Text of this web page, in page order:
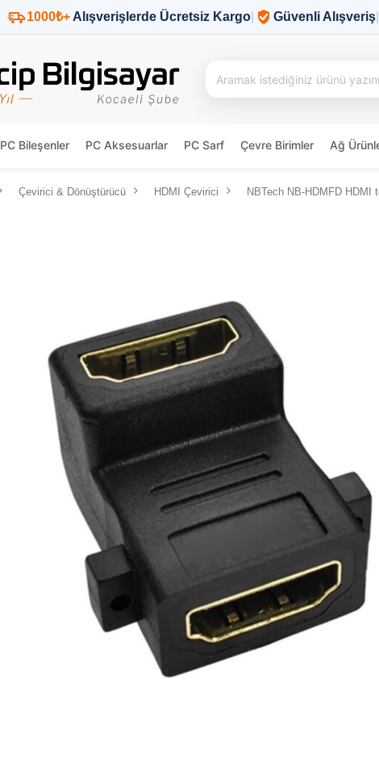
1000₺+ Alışverişlerde Ücretsiz Kargo Güvenli Alışveriş
PC Bileşenler PC Aksesuarlar PC Sarf Çevre Birimler Ağ
Çevirici & Dönüştürücü HDMI Çevirici NBTech NB-HDMFD HDMI